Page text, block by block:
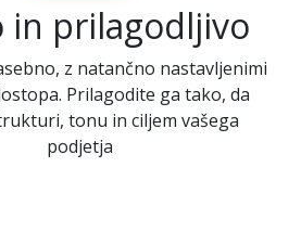
in prilagodljivo
z natančno nastavljenimi
Prilagodite ga tako, da
tonu in ciljem vašega
podjetja